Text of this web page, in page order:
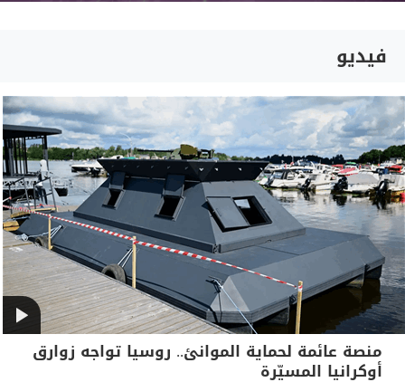
فيديو
منصة عائمة لحماية الموانئ.. روسيا تواجه زوارق
أوكرانيا المسيّرة